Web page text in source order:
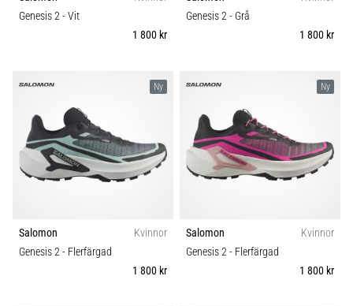
8 min. läsning
Plantar
fasciit:
och
behandling
Komfort och dämpning
Genesis 2- Vit
1 800 kr
Genesis 2- Grå
1 800 kr
Ny
Salomon
Kvinnor
Genesis 2- Flerfärgad
1 800 kr
Ny
Salomon
Kvinnor
Genesis 2- Flerfärgad
1 800 kr